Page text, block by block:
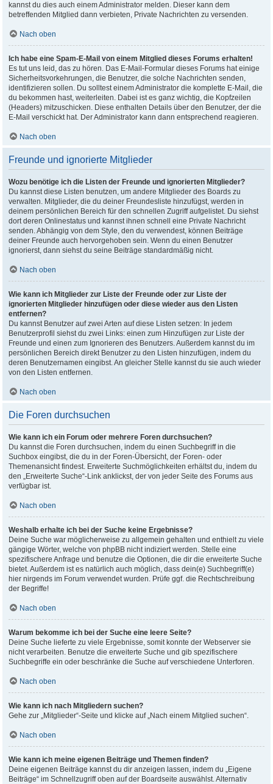
kannst du dies auch einem Administrator melden. Dieser kann dem
betreffenden Mitglied dann verbieten, Private Nachrichten zu versenden.
Nach oben
Ich habe eine Spam-E-Mail von einem Mitglied dieses Forums erhalten!
Es tut uns leid, das zu hören. Das E-Mail-Formular dieses Forums hat einige
Sicherheitsvorkehrungen, die Benutzer, die solche Nachrichten senden,
identifizieren sollen. Du solltest einem Administrator die komplette E-Mail, die
du bekommen hast, weiterleiten. Dabei ist es ganz wichtig, die Kopfzeilen
(Headers) mitzuschicken. Diese enthalten Details über den Benutzer, der die
E-Mail verschickt hat. Der Administrator kann dann entsprechend reagieren.
Nach oben
Freunde und ignorierte Mitglieder
Wozu benötige ich die Listen der Freunde und ignorierten Mitglieder?
Du kannst diese Listen benutzen, um andere Mitglieder des Boards zu
verwalten. Mitglieder, die du deiner Freundesliste hinzufügst, werden in
deinem persönlichen Bereich für den schnellen Zugriff aufgelistet. Du siehst
dort deren Onlinestatus und kannst ihnen schnell eine Private Nachricht
senden. Abhängig von dem Style, den du verwendest, können Beiträge
deiner Freunde auch hervorgehoben sein. Wenn du einen Benutzer
ignorierst, dann siehst du seine Beiträge standardmäßig nicht.
Nach oben
Wie kann ich Mitglieder zur Liste der Freunde oder zur Liste der
ignorierten Mitglieder hinzufügen oder diese wieder aus den Listen
entfernen?
Du kannst Benutzer auf zwei Arten auf diese Listen setzen: In jedem
Benutzerprofil siehst du zwei Links: einen zum Hinzufügen zur Liste der
Freunde und einen zum Ignorieren des Benutzers. Außerdem kannst du im
persönlichen Bereich direkt Benutzer zu den Listen hinzufügen, indem du
deren Benutzernamen eingibst. An gleicher Stelle kannst du sie auch wieder
von den Listen entfernen.
Nach oben
Die Foren durchsuchen
Wie kann ich ein Forum oder mehrere Foren durchsuchen?
Du kannst die Foren durchsuchen, indem du einen Suchbegriff in die
Suchbox eingibst, die du in der Foren-Übersicht, der Foren- oder
Themenansicht findest. Erweiterte Suchmöglichkeiten erhältst du, indem du
den „Erweiterte Suche“-Link anklickst, der von jeder Seite des Forums aus
verfügbar ist.
Nach oben
Weshalb erhalte ich bei der Suche keine Ergebnisse?
Deine Suche war möglicherweise zu allgemein gehalten und enthielt zu viele
gängige Wörter, welche von phpBB nicht indiziert werden. Stelle eine
spezifischere Anfrage und benutze die Optionen, die dir die erweiterte Suche
bietet. Außerdem ist es natürlich auch möglich, dass dein(e) Suchbegriff(e)
hier nirgends im Forum verwendet wurden. Prüfe ggf. die Rechtschreibung
der Begriffe!
Nach oben
Warum bekomme ich bei der Suche eine leere Seite?
Deine Suche lieferte zu viele Ergebnisse, somit konnte der Webserver sie
nicht verarbeiten. Benutze die erweiterte Suche und gib spezifischere
Suchbegriffe ein oder beschränke die Suche auf verschiedene Unterforen.
Nach oben
Wie kann ich nach Mitgliedern suchen?
Gehe zur „Mitglieder“-Seite und klicke auf „Nach einem Mitglied suchen“.
Nach oben
Wie kann ich meine eigenen Beiträge und Themen finden?
Deine eigenen Beiträge kannst du dir anzeigen lassen, indem du „Eigene
Beiträge“ im Schnellzugriff oben auf der Boardseite auswählst. Alternativ